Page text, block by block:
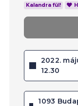
Kalandra fül!
2022.
12.30
1093